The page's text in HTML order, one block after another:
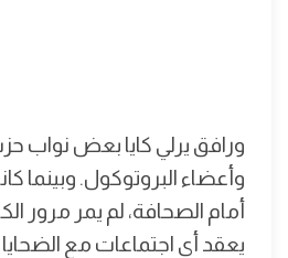
ورافق يرلي كايا بعض نواب
وأعضاء البروتوكول. وبينما
أمام الصحافة، لم يمر مرور
يعقد أي اجتماعات مع